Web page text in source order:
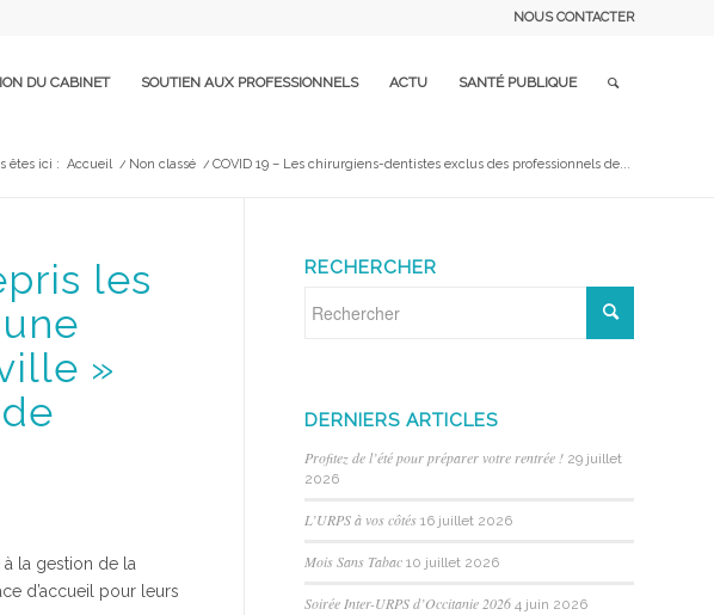
NOUS CONTACTER
DU CABINET SOUTIEN AUX PROFESSIONNELS ACTU SANTÉ PUBLIQUE
êtes ici : Accueil / Non classé / COVID 19 – Les chirurgiens-dentistes exclus des professionnels de...
les
»
la gestion de la
d’accueil pour leurs
RECHERCHER
DERNIERS ARTICLES
Profitez de l’été pour préparer votre rentrée ! 29 juillet
2026
L’URPS à vos côtés 16 juillet 2026
Mois Sans Tabac 10 juillet 2026
Soirée Inter-URPS d’Occitanie 2026 4 juin 2026